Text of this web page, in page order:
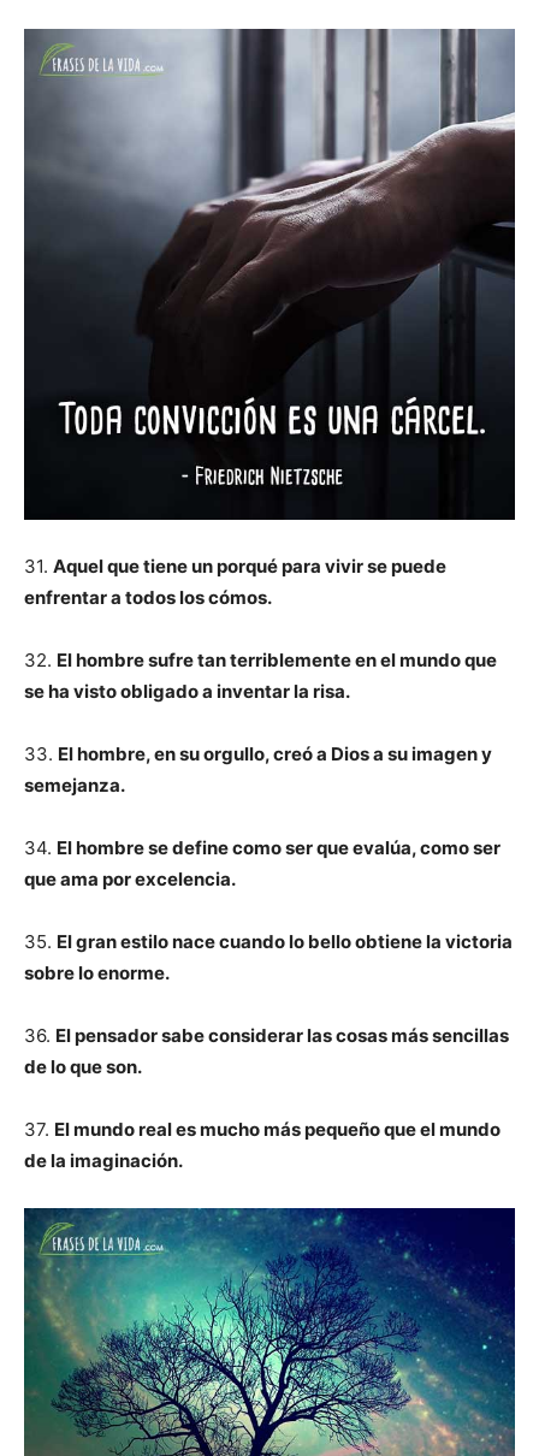
31. Aquel que tiene un porqué para vivir se puede
enfrentar a todos los cómos.
32. El hombre sufre tan terriblemente en el mundo que
se ha visto obligado a inventar la risa.
33. El hombre, en su orgullo, creó a Dios a su imagen y
semejanza.
34. El hombre se define como ser que evalúa, como ser
que ama por excelencia.
35. El gran estilo nace cuando lo bello obtiene la victoria
sobre lo enorme.
36. El pensador sabe considerar las cosas más sencillas
de lo que son.
37. El mundo real es mucho más pequeño que el mundo
de la imaginación.